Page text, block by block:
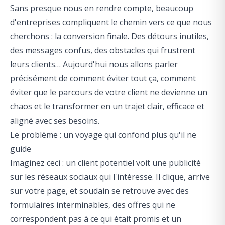
Sans presque nous en rendre compte, beaucoup
d'entreprises compliquent le chemin vers ce que nous
cherchons : la conversion finale. Des détours inutiles,
des messages confus, des obstacles qui frustrent
leurs clients… Aujourd'hui nous allons parler
précisément de comment éviter tout ça, comment
éviter que le parcours de votre client ne devienne un
chaos et le transformer en un trajet clair, efficace et
aligné avec ses besoins.
Le problème : un voyage qui confond plus qu'il ne
guide
Imaginez ceci : un client potentiel voit une publicité
sur les réseaux sociaux qui l'intéresse. Il clique, arrive
sur votre page, et soudain se retrouve avec des
formulaires interminables, des offres qui ne
correspondent pas à ce qui était promis et un